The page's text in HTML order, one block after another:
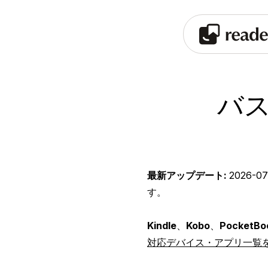
バ
最新アップデート: 2026-
す。
Kindle Kobo
対応デバイス・アプリ一覧